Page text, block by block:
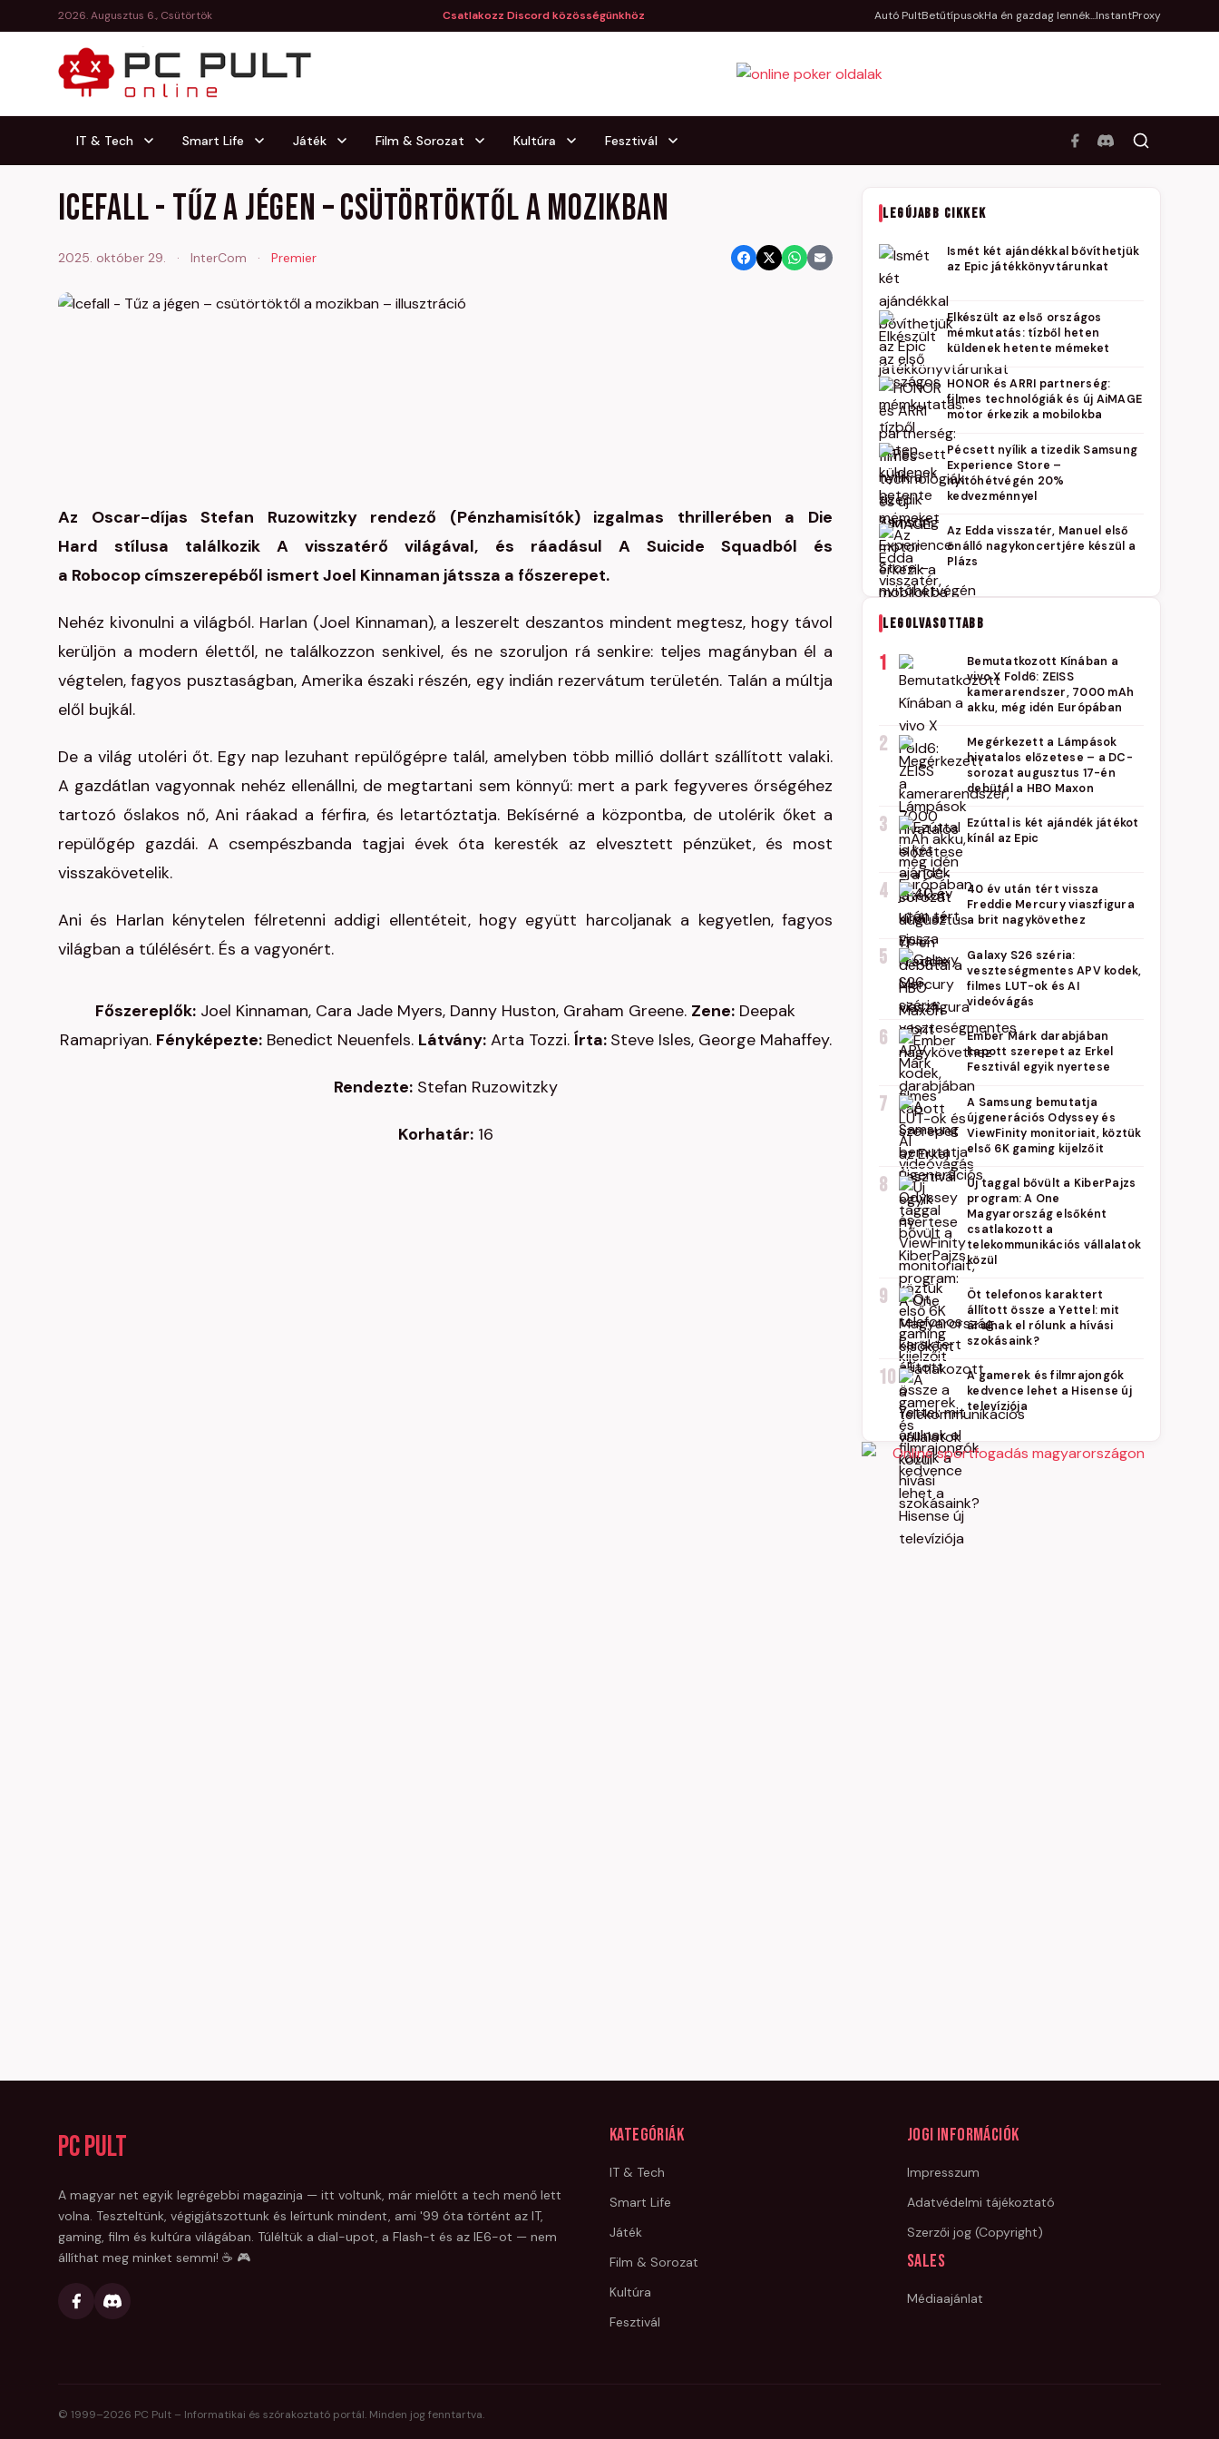
2026. Augusztus 6., Csütörtök Csatlakozz Discord közösségünkhöz Autó PultBetűtípusokHa én gazdag lennék...InstantProxy
IT & Tech Smart Life Játék Film & Sorozat Kultúra Fesztivál
Icefall - Tűz a jégen – csütörtöktől a mozikban
2025. október 29. · InterCom · Premier
Az Oscar-díjas Stefan Ruzowitzky rendező (Pénzhamisítók) izgalmas thrillerében a Die
Hard stílusa találkozik A visszatérő világával, és ráadásul A Suicide Squadból és
a Robocop címszerepéből ismert Joel Kinnaman játssza a főszerepet.
Nehéz kivonulni a világból. Harlan (Joel Kinnaman), a leszerelt deszantos mindent megtesz, hogy távol
kerüljön a modern élettől, ne találkozzon senkivel, és ne szoruljon rá senkire: teljes magányban él a
végtelen, fagyos pusztaságban, Amerika északi részén, egy indián rezervátum területén. Talán a múltja
elől bujkál.
De a világ utoléri őt. Egy nap lezuhant repülőgépre talál, amelyben több millió dollárt szállított valaki.
A gazdátlan vagyonnak nehéz ellenállni, de megtartani sem könnyű: mert a park fegyveres őrségéhez
tartozó őslakos nő, Ani ráakad a férfira, és letartóztatja. Bekísérné a központba, de utolérik őket a
repülőgép gazdái. A csempészbanda tagjai évek óta keresték az elvesztett pénzüket, és most
visszakövetelik.
Ani és Harlan kénytelen félretenni addigi ellentéteit, hogy együtt harcoljanak a kegyetlen, fagyos
világban a túlélésért. És a vagyonért.
Főszereplők: Joel Kinnaman, Cara Jade Myers, Danny Huston, Graham Greene. Zene: Deepak
Ramapriyan. Fényképezte:Benedict Neuenfels. Látvány:Arta Tozzi. Írta: Steve Isles, George Mahaffey.
Rendezte:Stefan Ruzowitzky
Korhatár:16
LEGÚJABB CIKKEK
Ismét két ajándékkal bővíthetjük
az Epic játékkönyvtárunkat
Elkészült az első országos
mémkutatás: tízből heten
küldenek hetente mémeket
HONOR és ARRI partnerség:
filmes technológiák és új AiMAGE
motor érkezik a mobilokba
Pécsett nyílik a tizedik Samsung
Experience Store –
nyitóhétvégén 20%
kedvezménnyel
Az Edda visszatér, Manuel első
önálló nagykoncertjére készül a
Plázs
LEGOLVASOTTABB
1
Bemutatkozott Kínában a
vivo X Fold6: ZEISS
kamerarendszer, 7000 mAh
akku, még idén Európában
2
Megérkezett a Lámpások
hivatalos előzetese – a DC-
sorozat augusztus 17-én
debütál a HBO Maxon
3
Ezúttal is két ajándék játékot
kínál az Epic
4
40 év után tért vissza
Freddie Mercury viaszfigura
a brit nagykövethez
5
Galaxy S26 széria:
veszteségmentes APV kodek,
filmes LUT-ok és AI
videóvágás
6
Ember Márk darabjában
kapott szerepet az Erkel
Fesztivál egyik nyertese
7
A Samsung bemutatja
újgenerációs Odyssey és
ViewFinity monitoriait, köztük
első 6K gaming kijelzőit
8
Új taggal bővült a KiberPajzs
program: A One
Magyarország elsőként
csatlakozott a
telekommunikációs vállalatok
közül
9
Öt telefonos karaktert
állított össze a Yettel: mit
árulnak el rólunk a hívási
szokásaink?
10
A gamerek és filmrajongók
kedvence lehet a Hisense új
televíziója
PC Pult
A magyar net egyik legrégebbi magazinja — itt voltunk, már mielőtt a tech menő lett
volna. Teszteltünk, végigjátszottunk és leírtunk mindent, ami '99 óta történt az IT,
gaming, film és kultúra világában. Túléltük a dial-upot, a Flash-t és az IE6-ot — nem
állíthat meg minket semmi! ☕ 🎮
Kategóriák
IT & Tech
Smart Life
Játék
Film & Sorozat
Kultúra
Fesztivál
Jogi információk
Impresszum
Adatvédelmi tájékoztató
Szerzői jog (Copyright)
Sales
Médiaajánlat
© 1999–2026 PC Pult – Informatikai és szórakoztató portál. Minden jog fenntartva.